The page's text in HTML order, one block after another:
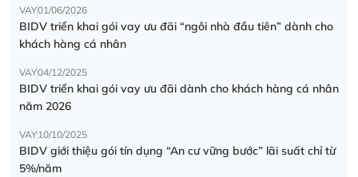
VAY01/06/2026
BIDV triển khai gói vay ưu đãi “ngôi nhà đầu tiên” dành cho
khách hàng cá nhân
VAY04/12/2025
BIDV triển khai gói vay ưu đãi dành cho khách hàng cá nhân
năm 2026
VAY10/10/2025
BIDV giới thiệu gói tín dụng “An cư vững bước” lãi suất chỉ từ
5%/năm